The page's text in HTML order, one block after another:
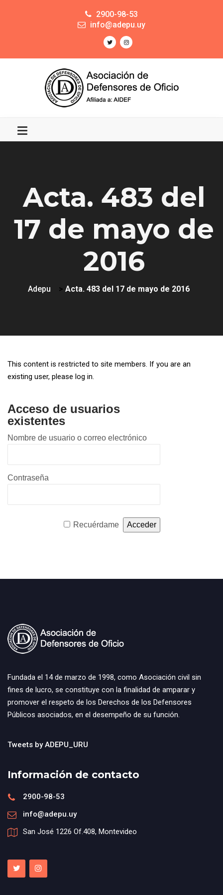
2900-98-53
info@adepu.uy
Acta. 483 del
17 de mayo de
2016
Adepu > Acta. 483 del 17 de mayo de 2016
This content is restricted to site members. If you are an
existing user, please log in.
Acceso de usuarios
existentes
Nombre de usuario o correo electrónico
Contraseña
Recuérdame
Fundada el 14 de marzo de 1998, como Asociación civil sin
fines de lucro, se constituye con la finalidad de amparar y
promover el respeto de los Derechos de los Defensores
Públicos asociados, en el desempeño de su función.
Tweets by ADEPU_URU
Información de contacto
2900-98-53
info@adepu.uy
San José 1226 Of.408, Montevideo